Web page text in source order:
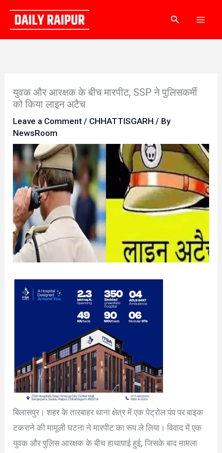
content
Search
युवक और आरक्षक के बीच मारपीट, SSP ने पुलिसकर्मी
को किया लाइन अटैच
Leave a Comment / CHHATTISGARH / By
NewsRoom
बिलासपुर। शहर के तारबाहर थाना क्षेत्र में एक पेट्रोल पंप पर बाइक
टकराने की मामूली घटना ने मारपीट का रूप ले लिया। विवाद में एक
युवक और पुलिस आरक्षक के बीच हाथापाई हुई, जिसके बाद मामला